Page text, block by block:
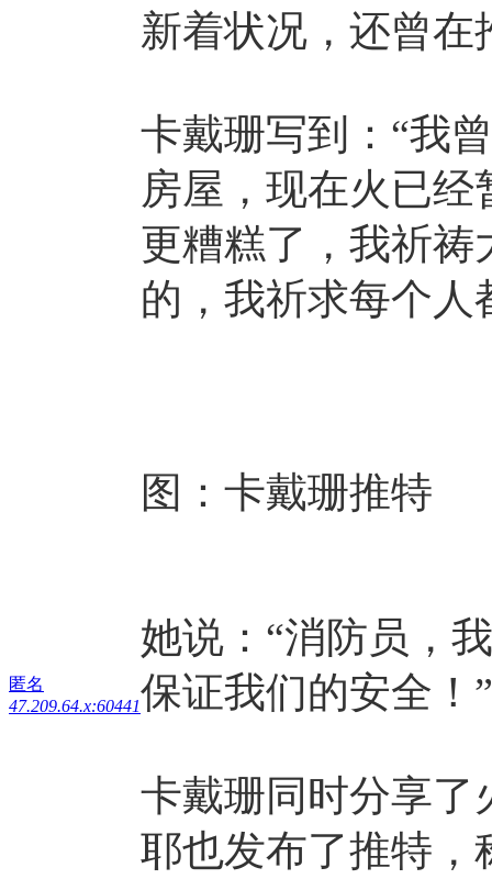
匿名
47.209.64.x:60441
新着状况，还曾
卡戴珊写到：“我
房屋，现在火已
更糟糕了，我祈祷
的，我祈求每个人
图：卡戴珊推特
她说：“消防员，
保证我们的安全！”
卡戴珊同时分享了
耶也发布了推特，